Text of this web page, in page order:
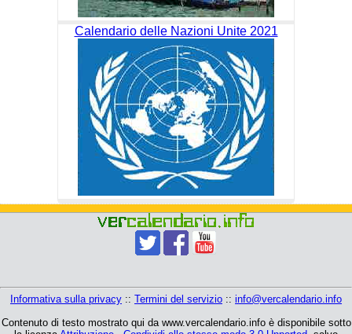
Calendario delle Nazioni Unite 2021
Informativa sulla privacy :: Termini del servizio :: info@vercalendario.info
Contenuto di testo mostrato qui da www.vercalendario.info è disponibile sotto